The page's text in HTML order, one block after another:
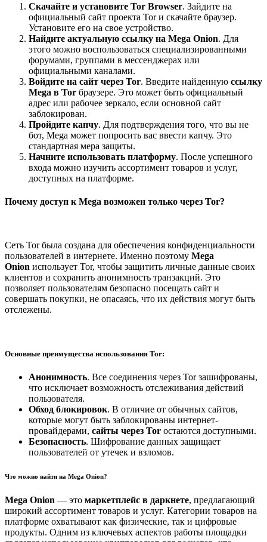
Скачайте и установите Tor Browser. Зайдите на
официальный сайт проекта Tor и скачайте браузер.
Установите его на свое устройство.
Найдите актуальную ссылку на Mega Onion. Для
этого можно воспользоваться специализированными
форумами, группами в мессенджерах или
официальными каналами.
Войдите на сайт через Tor. Введите найденную ссылку
Mega в Tor браузере. Это может быть официальный
адрес или рабочее зеркало, если основной сайт
заблокирован.
Пройдите капчу. Для подтверждения того, что вы не
бот, Mega может попросить вас ввести капчу. Это
стандартная мера защиты.
Начните использовать платформу. После успешного
входа можно изучить ассортимент товаров и услуг,
доступных на платформе.
Почему доступ к Mega возможен только через Tor?
Сеть Tor была создана для обеспечения конфиденциальности
пользователей в интернете. Именно поэтому Mega
Onion использует Tor, чтобы защитить личные данные своих
клиентов и сохранить анонимность транзакций. Это
позволяет пользователям безопасно посещать сайт и
совершать покупки, не опасаясь, что их действия могут быть
отслежены.
Основные преимущества использования Tor:
Анонимность. Все соединения через Tor зашифрованы,
что исключает возможность отслеживания действий
пользователя.
Обход блокировок. В отличие от обычных сайтов,
которые могут быть заблокированы интернет-
провайдерами, сайты через Tor остаются доступными.
Безопасность. Шифрование данных защищает
пользователей от утечек и взломов.
Что можно найти на Mega Onion?
Mega Onion — это маркетплейс в даркнете, предлагающий
широкий ассортимент товаров и услуг. Категории товаров на
платформе охватывают как физические, так и цифровые
продукты. Одним из ключевых аспектов работы площадки